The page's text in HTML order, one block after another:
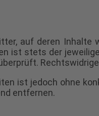
auf deren
ist stets der
ist jedoch ohne
entfernen.